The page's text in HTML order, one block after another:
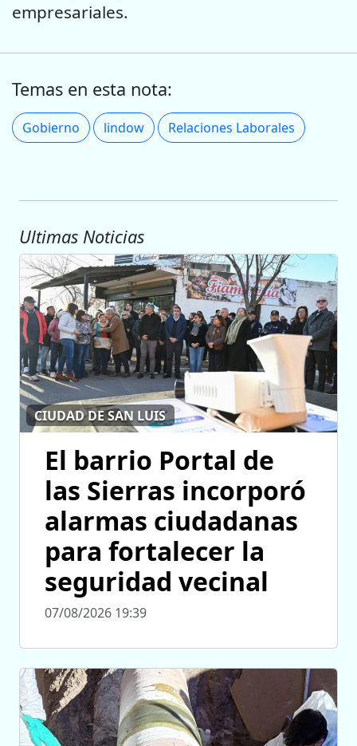
empresariales.
Temas en esta nota:
Gobierno lindow Relaciones Laborales
Ultimas Noticias
CIUDAD DE SAN LUIS
El barrio Portal de
las Sierras incorporó
alarmas ciudadanas
para fortalecer la
seguridad vecinal
07/08/2026 19:39